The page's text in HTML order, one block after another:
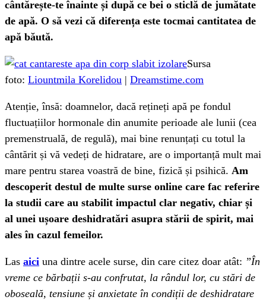
cântărește-te înainte și după ce bei o sticlă de jumătate
de apă. O să vezi că diferența este tocmai cantitatea de
apă băută.
Sursa
foto: Liountmila Korelidou | Dreamstime.com
Atenție, însă: doamnelor, dacă rețineți apă pe fondul
fluctuațiilor hormonale din anumite perioade ale lunii (cea
premenstruală, de regulă), mai bine renunțați cu totul la
cântărit și vă vedeți de hidratare, are o importanță mult mai
mare pentru starea voastră de bine, fizică și psihică. Am
descoperit destul de multe surse online care fac referire
la studii care au stabilit impactul clar negativ, chiar și
al unei ușoare deshidratări asupra stării de spirit, mai
ales în cazul femeilor.
Las aici una dintre acele surse, din care citez doar atât: ”În
vreme ce bărbații s-au confrutat, la rândul lor, cu stări de
oboseală, tensiune și anxietate în condiții de deshidratare